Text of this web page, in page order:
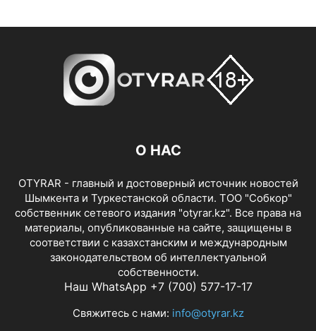
О НАС
OTYRAR - главный и достоверный источник новостей
Шымкента и Туркестанской области. ТОО "Собкор"
собственник сетевого издания "otyrar.kz". Все права на
материалы, опубликованные на сайте, защищены в
соответствии с казахстанским и международным
законодательством об интеллектуальной
собственности.
Наш WhatsApp +7 (700) 577-17-17
Свяжитесь с нами: info@otyrar.kz